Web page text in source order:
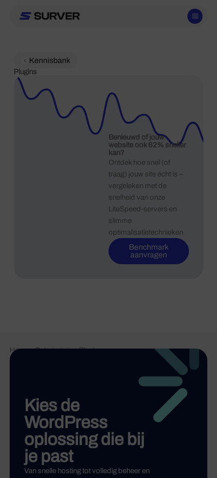
Kennisbank
Plugins
Benieuwd of jouw
website ook 62% sneller
kan?
Ontdek hoe snel (of
traag) jouw site écht is –
vergeleken met de
snelheid van onze
LiteSpeed-servers en
slimme
optimalisatietechnieken.
Benchmark
aanvragen
Home-Categorieën-Plugins
Kies de
WordPress
oplossing die bij
je past
Van snelle hosting tot volledig beheer en